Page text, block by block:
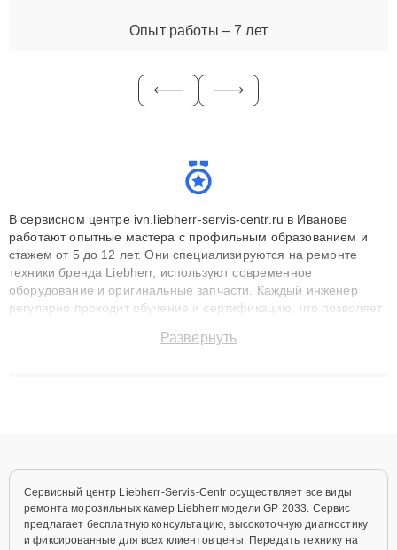
Опыт работы – 7 лет
В сервисном центре ivn.liebherr-servis-centr.ru в Иванове
работают опытные мастера с профильным образованием и
стажем от 5 до 12 лет. Они специализируются на ремонте
техники бренда Liebherr, используют современное
оборудование и оригинальные запчасти. Каждый инженер
регулярно проходит обучение и сертификацию, что позволяет
технику с сохранением гарантии до 3 лет. Наши мастера
Развернуть
Сервисный центр Liebherr-Servis-Centr осуществляет все виды
ремонта морозильных камер Liebherr модели GP 2033. Сервис
предлагает бесплатную консультацию, высокоточную диагностику
и фиксированные для всех клиентов цены. Передать технику на